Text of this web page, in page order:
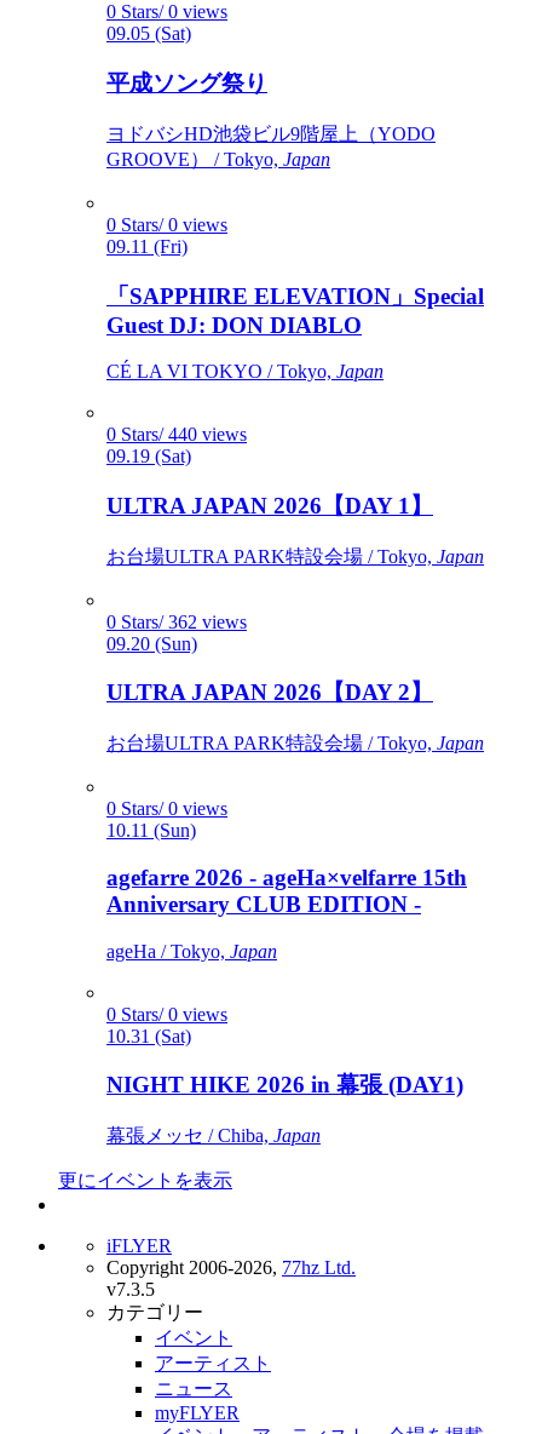
0 Stars/ 0 views
09.05 (Sat)
平成ソング祭り
ヨドバシHD池袋ビル9階屋上（YODO
GROOVE） / Tokyo, Japan
0 Stars/ 0 views
09.11 (Fri)
「SAPPHIRE ELEVATION」Special
Guest DJ: DON DIABLO
CÉ LA VI TOKYO / Tokyo, Japan
0 Stars/ 440 views
09.19 (Sat)
ULTRA JAPAN 2026【DAY 1】
お台場ULTRA PARK特設会場 / Tokyo, Japan
0 Stars/ 362 views
09.20 (Sun)
ULTRA JAPAN 2026【DAY 2】
お台場ULTRA PARK特設会場 / Tokyo, Japan
0 Stars/ 0 views
10.11 (Sun)
agefarre 2026 - ageHa×velfarre 15th
Anniversary CLUB EDITION -
ageHa / Tokyo, Japan
0 Stars/ 0 views
10.31 (Sat)
NIGHT HIKE 2026 in 幕張 (DAY1)
幕張メッセ / Chiba, Japan
更にイベントを表示
iFLYER
Copyright 2006-2026, 77hz Ltd.
v7.3.5
カテゴリー
イベント
アーティスト
ニュース
myFLYER